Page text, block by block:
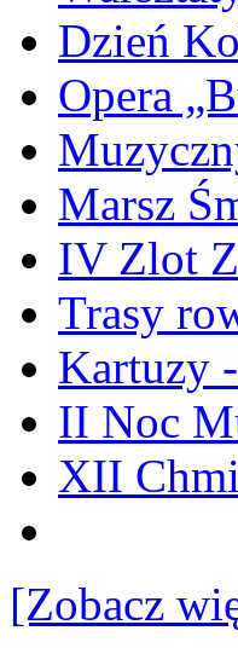
Dzień
Opera
Marsz
IV Zlot
Trasy
Kartuzy
II Noc
XII
[Zobacz